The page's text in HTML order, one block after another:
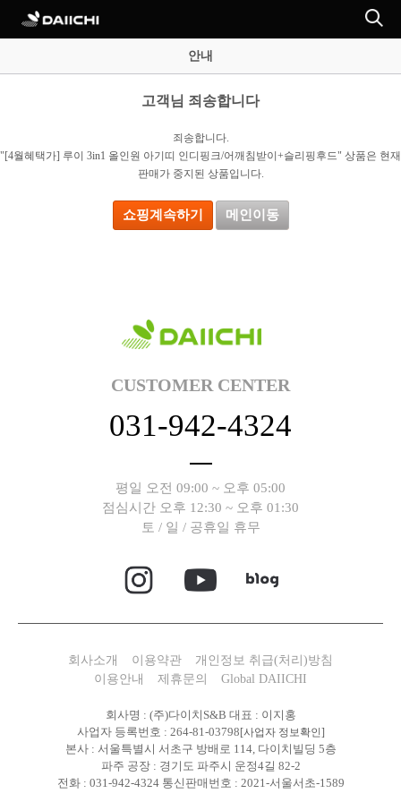
안내
고객님 죄송합니다
죄송합니다.
"[4월혜택가] 루이 3in1 올인원 아기띠 인디핑크/어깨침받이+슬리핑후드" 상품은 현재
판매가 중지된 상품입니다.
쇼핑계속하기 메인이동
CUSTOMER CENTER
031-942-4324
평일 오전 09:00 ~ 오후 05:00
점심시간 오후 12:30 ~ 오후 01:30
토 / 일 / 공휴일 휴무
회사소개 이용약관
개인정보 취급(처리)방침
이용안내
제휴문의 Global DAIICHI
회사명 : (주)다이치S&B 대표 : 이지홍
사업자 등록번호 : 264-81-03798[사업자 정보확인]
본사 : 서울특별시 서초구 방배로 114, 다이치빌딩 5층
파주 공장 : 경기도 파주시 운정4길 82-2
전화 : 031-942-4324 통신판매번호 : 2021-서울서초-1589